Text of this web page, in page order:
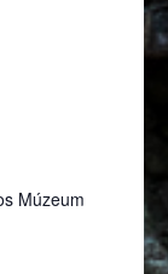
Múzeum